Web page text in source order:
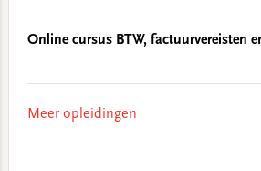
Online cursus BTW, factuurvereisten
Meer opleidingen